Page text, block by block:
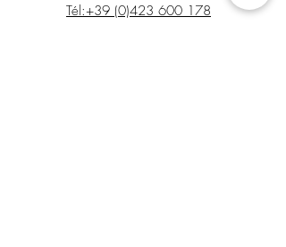
Tél:+39 (0)423 600 178